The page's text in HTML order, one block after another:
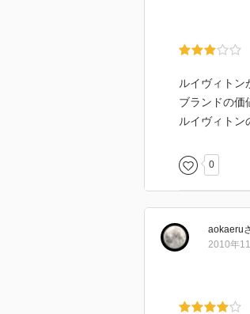
ルイヴィトン
ブランドの価
ルイヴィトン
0
aokaeru
2010年